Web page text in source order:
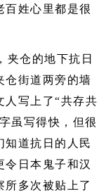
百姓心里都是很
夹仓的地下抗日
仓街道两旁的墙
人写上了“共存共
虽写得快，但很
知道抗日的人民
令日本鬼子和汉
所多次被贴上了